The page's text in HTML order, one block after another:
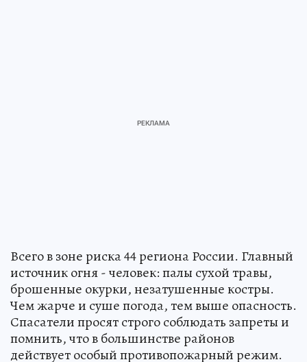
Всего в зоне риска 44 региона России. Главный
источник огня - человек: палы сухой травы,
брошенные окурки, незатушенные костры.
Чем жарче и суше погода, тем выше опасность.
Спасатели просят строго соблюдать запреты и
помнить, что в большинстве районов
действует особый противопожарный режим.